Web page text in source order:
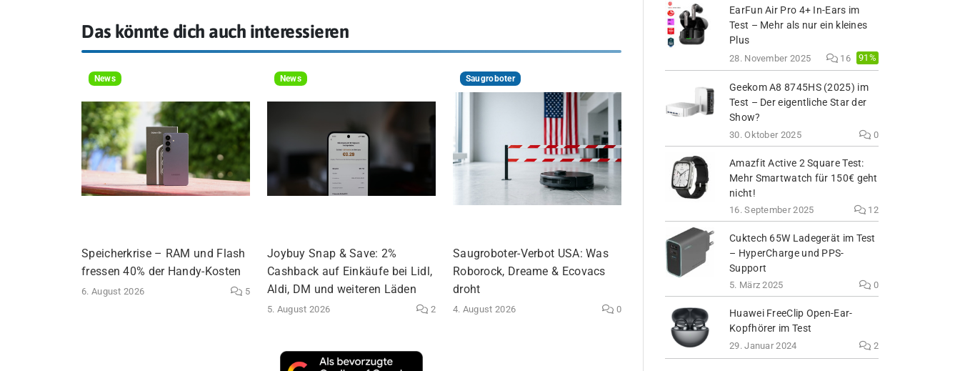
Das könnte dich auch interessieren
News
Speicherkrise – RAM und Flash
fressen 40% der Handy-Kosten
6. August 2026 5
News
Joybuy Snap & Save: 2%
Cashback auf Einkäufe bei Lidl,
Aldi, DM und weiteren Läden
5. August 2026 2
Saugroboter
Saugroboter-Verbot USA: Was
Roborock, Dreame & Ecovacs
droht
4. August 2026 0
EarFun Air Pro 4+ In-Ears im
Test – Mehr als nur ein kleines
Plus
28. November 2025 16 91%
Geekom A8 8745HS (2025) im
Test – Der eigentliche Star der
Show?
30. Oktober 2025 0
Amazfit Active 2 Square Test:
Mehr Smartwatch für 150€ geht
nicht!
16. September 2025 12
Cuktech 65W Ladegerät im Test
– HyperCharge und PPS-
Support
5. März 2025 0
Huawei FreeClip Open-Ear-
Kopfhörer im Test
29. Januar 2024 2